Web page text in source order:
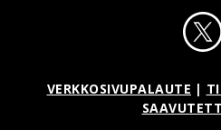
VERKKOSIVUPALAUTE |